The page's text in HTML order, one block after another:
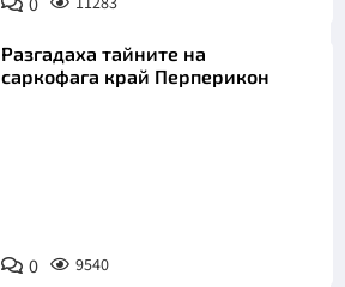
0
Разгадаха тайните на
саркофага край Перперикон
0 9540